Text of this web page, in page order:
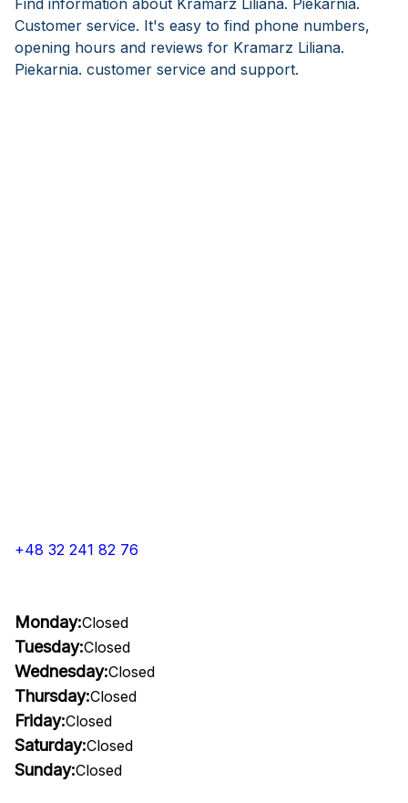
Find information about Kramarz Liliana. Piekarnia.
Customer service. It's easy to find phone numbers,
opening hours and reviews for Kramarz Liliana.
Piekarnia. customer service and support.
+48 32 241 82 76
Monday:Closed
Tuesday:Closed
Wednesday:Closed
Thursday:Closed
Friday:Closed
Saturday:Closed
Sunday:Closed